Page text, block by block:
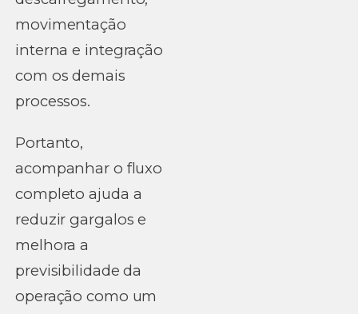
movimentação
interna e integração
com os demais
processos.
Portanto,
acompanhar o fluxo
completo ajuda a
reduzir gargalos e
melhora a
previsibilidade da
operação como um